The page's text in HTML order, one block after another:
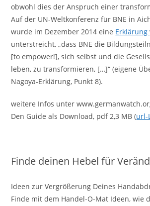
obwohl dies der Anspruch einer
Auf der UN-Weltkonferenz für BNE in
wurde im Dezember 2014 eine Erklärung
unterstreicht, „dass BNE die
[to empower!], sich selbst und die
leben, zu transformieren, […]“ (eigene
Nagoya-Erklärung, Punkt 8).
weitere Infos unter
Den Guide als Download, pdf 2,3 MB (url-
Finde deinen Hebel für
Ideen zur Vergrößerung Deines
Finde mit dem Handel-O-Mat Ideen, wie